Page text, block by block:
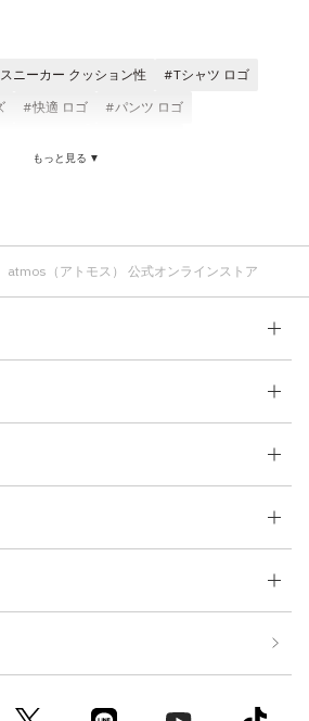
スニーカー クッション性
Tシャツ ロゴ
快適 ロゴ
パンツ ロゴ
グウエア クッション性
もっと見る ▼
（アトモス） 公式オンラインストア